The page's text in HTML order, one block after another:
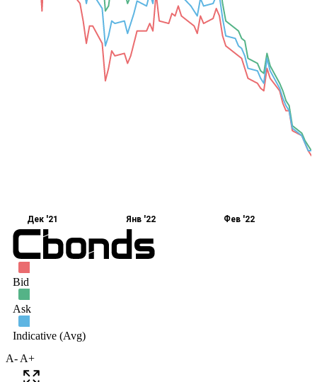
A- A+